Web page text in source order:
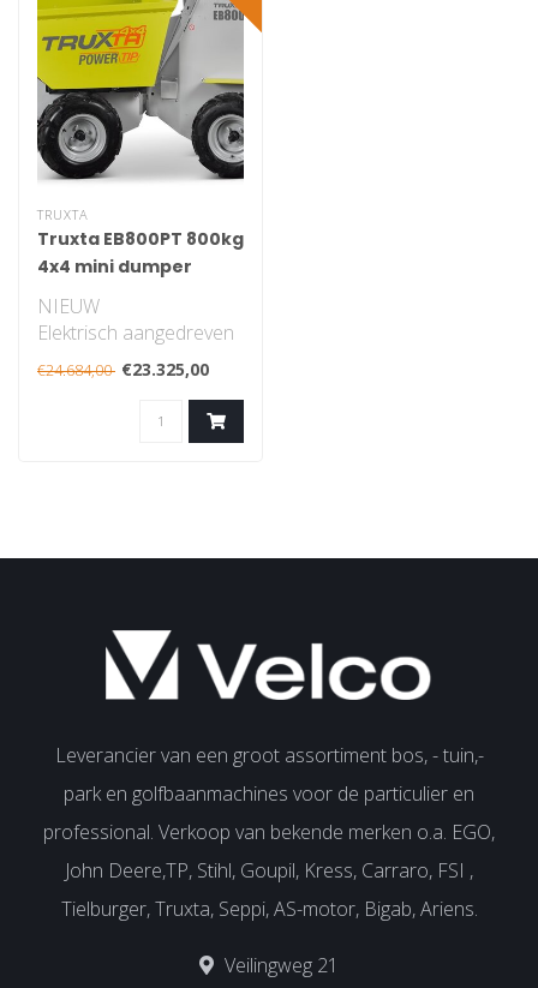
TRUXTA
Truxta EB800PT 800kg
4x4 mini dumper
NIEUW
NIEUW
Elektrisch aangedreven
mini-dumper 800 kg
De uiterst wendbare en
€24.684,00 €23.325,00
Leverancier van een groot assortiment bos, - tuin,-
park en golfbaanmachines voor de particulier en
professional. Verkoop van bekende merken o.a. EGO,
John Deere,TP, Stihl, Goupil, Kress, Carraro, FSI ,
Tielburger, Truxta, Seppi, AS-motor, Bigab, Ariens.
Veilingweg 21